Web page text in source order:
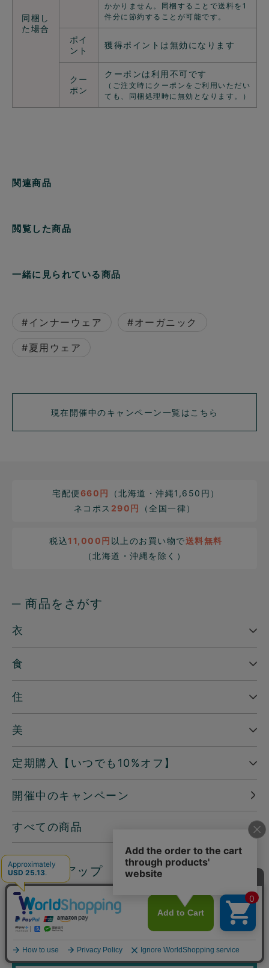
同梱し
た場合
かかりません。同梱することで送料を1
件分に節約することが可能です。
ポイ
ント
獲得ポイントは無効になります
クー
ポン
クーポンは利用不可です
（ご注文時にクーポンをご利用いただい
ても、同梱処理時に無効となります。）
関連商品
閲覧した商品
一緒に見られている商品
#インナーウェア #オーガニック
#夏用ウェア
現在開催中のキャンペーン一覧はこちら
宅配便660円
（北海道・沖縄1,650円）
ネコポス 290円 （全国一律）
税込11,000円 以上のお買い物で送料無料
（北海道・沖縄を除く）
─ 商品をさがす
衣
食
住
美
定期購入【いつでも10%オフ】
開催中のキャンペーン
すべての商品
─ ピックアップ
読みもの
地球洗い隊通信「＋LOVE」